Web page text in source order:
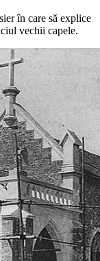
în care să explice
vechii capele.